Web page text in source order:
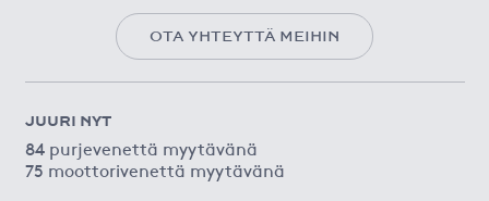
OTA YHTEYTTÄ MEIHIN
JUURI NYT
84 purjevenettä myytävänä
75 moottorivenettä myytävänä